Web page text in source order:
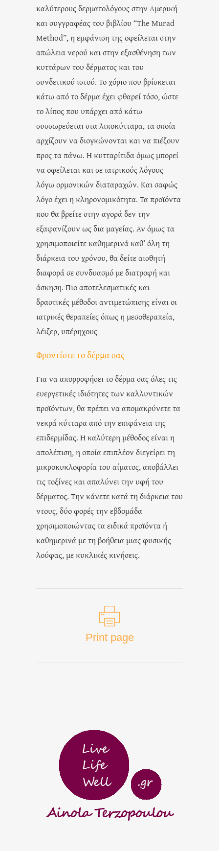
καλύτερους δερματολόγους στην Αμερική
και συγγραφέας του βιβλίου “The Murad
Method”, η εμφάνιση της οφείλεται στην
απώλεια νερού και στην εξασθένηση των
κυττάρων του δέρματος και του
συνδετικού ιστού. Το χόριο που βρίσκεται
κάτω από το δέρμα έχει φθαρεί τόσο, ώστε
το λίπος που υπάρχει από κάτω
συσσωρεύεται στα λιποκύτταρα, τα οποία
αρχίζουν να διογκώνονται και να πιέζουν
προς τα πάνω. Η κυτταρίτιδα όμως μπορεί
να οφείλεται και σε ιατρικούς λόγους
λόγω ορμονικών διαταραχών. Και σαφώς
λόγο έχει η κληρονομικότητα. Τα προϊόντα
που θα βρείτε στην αγορά δεν την
εξαφανίζουν ως δια μαγείας. Αν όμως τα
χρησιμοποιείτε καθημερινά καθ’ όλη τη
διάρκεια του χρόνου, θα δείτε αισθητή
διαφορά σε συνδυασμό με διατροφή και
άσκηση. Πιο αποτελεσματικές και
δραστικές μέθοδοι αντιμετώπισης είναι οι
ιατρικές θεραπείες όπως η μεσοθεραπεία,
λέιζερ, υπέρηχους
Φροντίστε το δέρμα σας
Για να απορροφήσει το δέρμα σας όλες τις
ευεργετικές ιδιότητες των καλλυντικών
προϊόντων, θα πρέπει να απομακρύνετε τα
νεκρά κύτταρα από την επιφάνεια της
επιδερμίδας. Η καλύτερη μέθοδος είναι η
απολέπιση, η οποία επιπλέον διεγείρει τη
μικροκυκλοφορία του αίματος, αποβάλλει
τις τοξίνες και απαλύνει την υφή του
δέρματος. Την κάνετε κατά τη διάρκεια του
ντους, δύο φορές την εβδομάδα
χρησιμοποιώντας τα ειδικά προϊόντα ή
καθημερινά με τη βοήθεια μιας φυσικής
λούφας, με κυκλικές κινήσεις.
Print page